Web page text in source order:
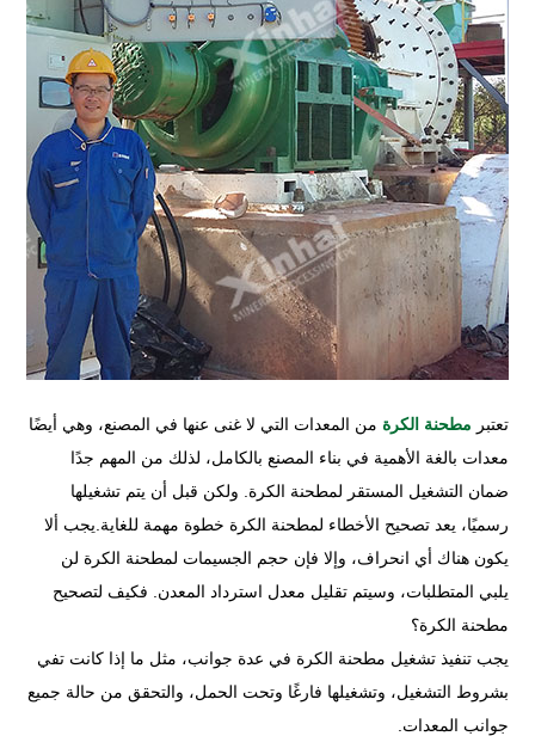
تعتبر مطحنة الكرة من المعدات التي لا غنى عنها في المصنع، وهي أيضًا
معدات بالغة الأهمية في بناء المصنع بالكامل، لذلك من المهم جدًا
ضمان التشغيل المستقر لمطحنة الكرة. ولكن قبل أن يتم تشغيلها
رسميًا، يعد تصحيح الأخطاء لمطحنة الكرة خطوة مهمة للغاية.يجب ألا
يكون هناك أي انحراف، وإلا فإن حجم الجسيمات لمطحنة الكرة لن
يلبي المتطلبات، وسيتم تقليل معدل استرداد المعدن. فكيف لتصحيح
مطحنة الكرة؟
يجب تنفيذ تشغيل مطحنة الكرة في عدة جوانب، مثل ما إذا كانت تفي
بشروط التشغيل، وتشغيلها فارغًا وتحت الحمل، والتحقق من حالة جميع
جوانب المعدات.